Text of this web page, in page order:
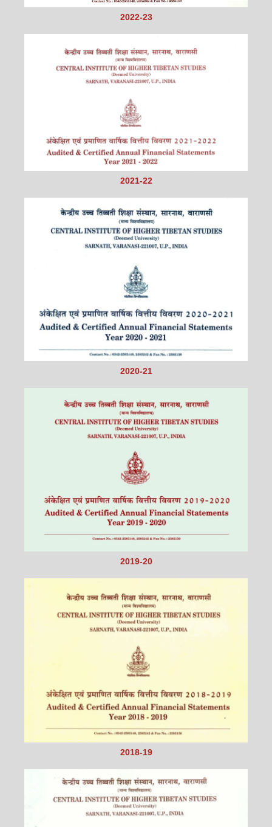
2022-23
2021-22
2020-21
2019-20
2018-19